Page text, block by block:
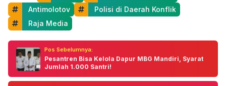
Antimolotov
Polisi di Daerah Konflik
Raja Media
Pos Sebelumnya:
Pesantren Bisa Kelola Dapur MBG Mandiri, Syarat
Jumlah 1.000 Santri!